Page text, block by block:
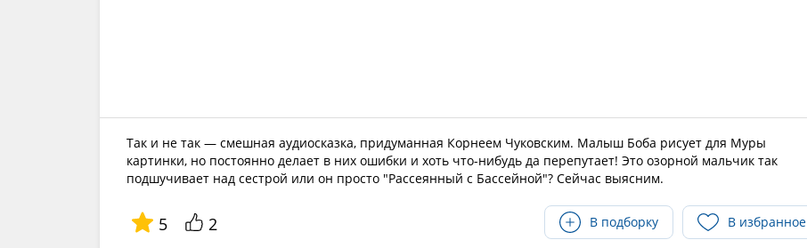
Так и не так — смешная аудиосказка, придуманная Корнеем Чуковским. Малыш Боба рисует для Муры
картинки, но постоянно делает в них ошибки и хоть что-нибудь да перепутает! Это озорной мальчик так
подшучивает над сестрой или он просто "Рассеянный с Бассейной"? Сейчас выясним.
5 2 В подборку В избранное